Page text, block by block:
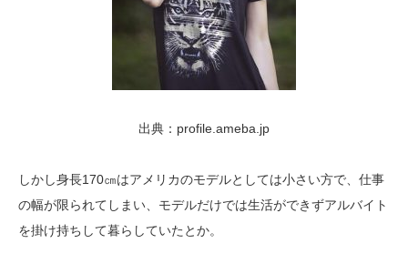
出典：profile.ameba.jp
しかし身長170㎝はアメリカのモデルとしては小さい方で、仕事
の幅が限られてしまい、モデルだけでは生活ができずアルバイト
を掛け持ちして暮らしていたとか。